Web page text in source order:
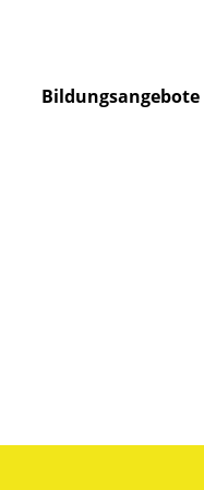
Bildungsangebote